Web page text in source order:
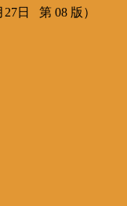
27日 第 08 版）